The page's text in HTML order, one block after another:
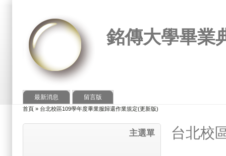
銘傳大學畢業
最新消息 留言版
您在這裡
首頁 » 台北校區109學年度畢業服歸還作業規定(更新版)
台北校
主選單